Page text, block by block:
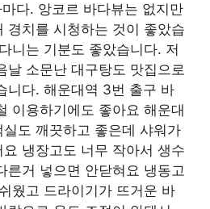
다. 앙코르 바다뷰는 없지만
경치를 시청하는 것이 좋았습
니는 기분도 좋았습니다. 저
날 소문난 대구탕도 맛집으로
니다. 해운대역 3번 출구 바
이용하기에도 좋아요 해운대
도 깨끗하고 좋은데 샤워가
냉장고도 너무 작아서 생수
른거 넣으면 안닫혀요 냉동고
웠고 드라이기가 뜨거운 바